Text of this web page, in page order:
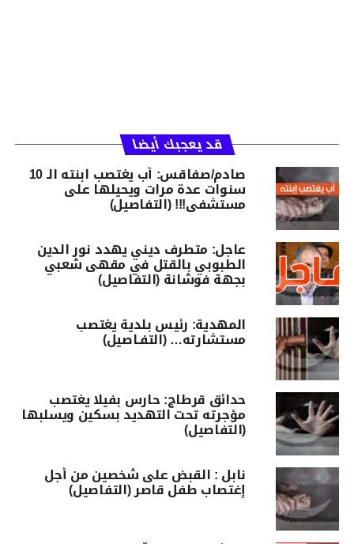
قد يعجبك أيضا
صادم/صفاقس: أب يغتصب ابنته الـ 10
سنوات عدة مرات ويحيلها على
مستشفى!!! (التفاصيل)
عاجل: متطرف ديني يهدد نور الدين
الطبوبي بالقتل في مقهى شعبي
بجهة فوشانة (التفاصيل)
المهدية: رئيس بلدية يغتصب
مستشارته… (التفـاصيل)
حدائق قرطاج: حارس بفيلا يغتصب
مؤجرته تحت التهديد بسكين ويسلبها
(التفاصيل)
نابل : القبض على شخصين من أجل
إغتصاب طفل قاصر (التفاصيل)